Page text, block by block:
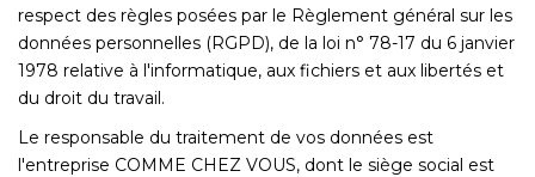
respect des règles posées par le Règlement général sur les
données personnelles (RGPD), de la loi n° 78-17 du 6 janvier
1978 relative à l'informatique, aux fichiers et aux libertés et
du droit du travail.
Le responsable du traitement de vos données est
l'entreprise COMME CHEZ VOUS, dont le siège social est